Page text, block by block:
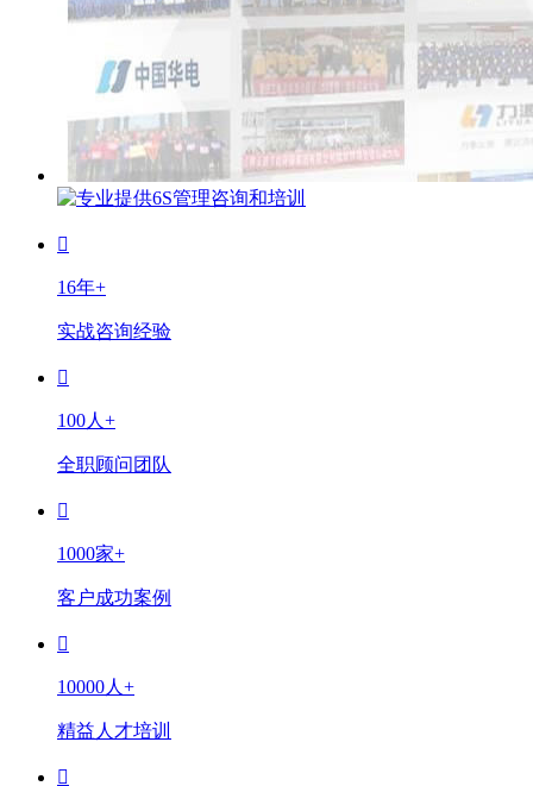
16年+
实战咨询经验
100人+
全职顾问团队
1000家+
客户成功案例
10000人+
精益人才培训